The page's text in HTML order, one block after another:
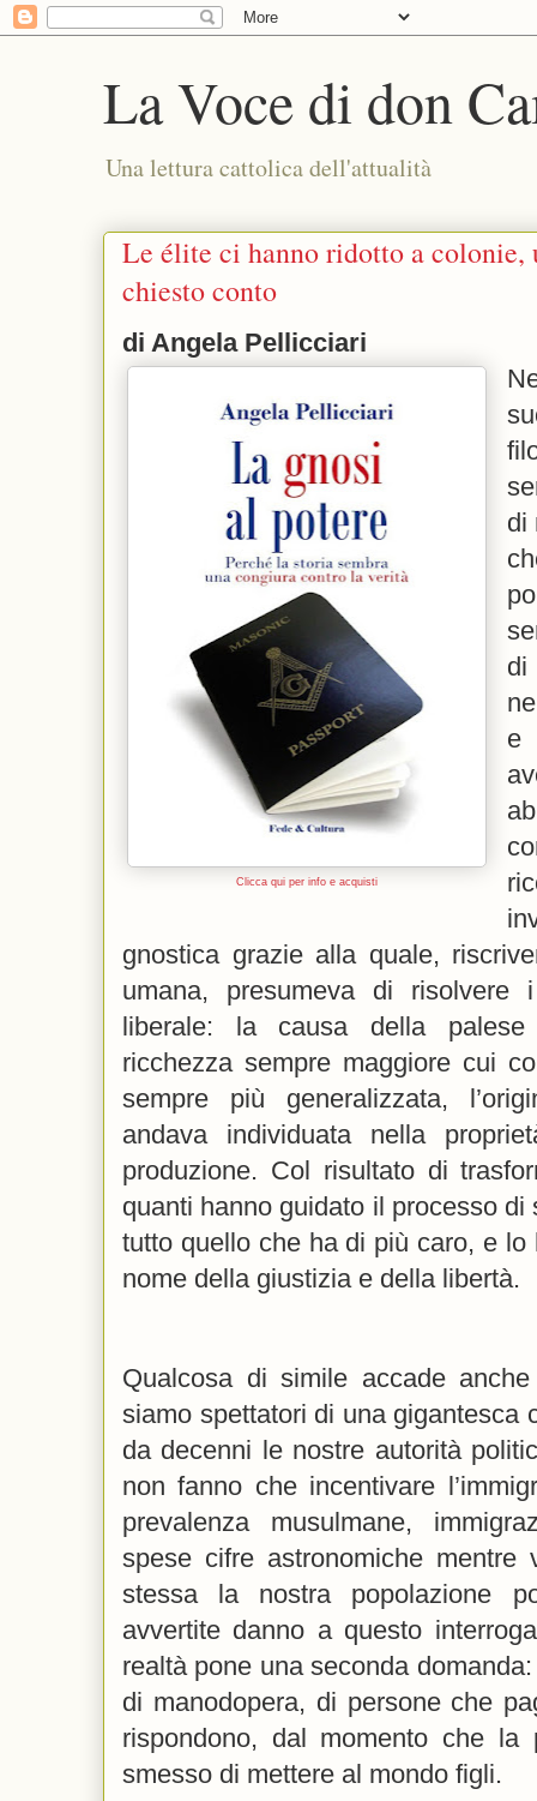
La Voce di don
Una lettura cattolica dell'attualità
Le élite ci hanno ridotto a colonie,
chiesto conto
di Angela Pellicciari
Clicca qui per info e acquisti
di
e
gnostica grazie alla quale,
umana, presumeva di risolvere
liberale: la causa della
ricchezza sempre maggiore cui
sempre più generalizzata,
andava individuata nella
produzione. Col risultato di
quanti hanno guidato il processo di
tutto quello che ha di più caro, e
nome della giustizia e della libertà.
Qualcosa di simile accade
siamo spettatori di una gigantesca
da decenni le nostre autorità
non fanno che incentivare
prevalenza musulmane,
spese cifre astronomiche mentre
stessa la nostra popolazione
avvertite danno a questo
realtà pone una seconda
di manodopera, di persone che
rispondono, dal momento che la
smesso di mettere al mondo figli.